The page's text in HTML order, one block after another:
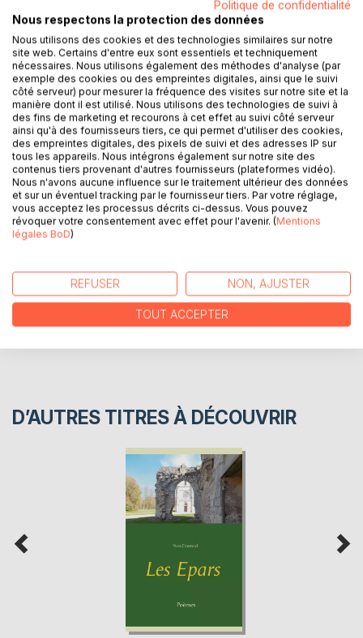
DESCRIPTION
Dans ce livre se trouvent la quasi totalité de l'oeuvre
poètique de l'auteur, des années 70 à aujourd'hui.
AUTEUR(S)
D’AUTRES TITRES À DÉCOUVRIR
Politique de confidentialité
Nous respectons la protection des données
Nous utilisons des cookies et des technologies similaires sur notre
site web. Certains d'entre eux sont essentiels et techniquement
nécessaires. Nous utilisons également des méthodes d'analyse (par
exemple des cookies ou des empreintes digitales, ainsi que le suivi
côté serveur) pour mesurer la fréquence des visites sur notre site et la
manière dont il est utilisé. Nous utilisons des technologies de suivi à
des fins de marketing et recourons à cet effet au suivi côté serveur
ainsi qu'à des fournisseurs tiers, ce qui permet d'utiliser des cookies,
des empreintes digitales, des pixels de suivi et des adresses IP sur
tous les appareils. Nous intégrons également sur notre site des
contenus tiers provenant d'autres fournisseurs (plateformes vidéo).
Nous n'avons aucune influence sur le traitement ultérieur des données
et sur un éventuel tracking par le fournisseur tiers. Par votre réglage,
vous acceptez les processus décrits ci-dessus. Vous pouvez
révoquer votre consentement avec effet pour l'avenir. (Mentions
légales BoD)
REFUSER NON, AJUSTER
TOUT ACCEPTER